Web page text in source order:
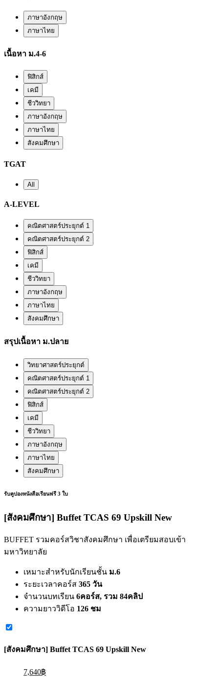
ภาษาอังกฤษ
ภาษาไทย
เนื้อหา ม.4-6
ฟิสิกส์
เคมี
ชีววิทยา
ภาษาอังกฤษ
ภาษาไทย
สังคมศึกษา
TGAT
All
A-LEVEL
คณิตศาสตร์ประยุกต์ 1
คณิตศาสตร์ประยุกต์ 2
ฟิสิกส์
เคมี
ชีววิทยา
ภาษาอังกฤษ
ภาษาไทย
สังคมศึกษา
สรุปเนื้อหา ม.ปลาย
วิทยาศาสตร์ประยุกต์
คณิตศาสตร์ประยุกต์ 1
คณิตศาสตร์ประยุกต์ 2
ฟิสิกส์
เคมี
ชีววิทยา
ภาษาอังกฤษ
ภาษาไทย
สังคมศึกษา
รับคูปองหนังสือเรียนฟรี 3 ใบ
[สังคมศึกษา] Buffet TCAS 69 Upskill New
BUFFET รวมคอร์สวิชาสังคมศึกษา เพื่อเตรียมสอบเข้า
มหาวิทยาลัย
เหมาะสำหรับนักเรียนชั้น ม.6
ระยะเวลาคอร์ส 365 วัน
จำนวนบทเรียน 6คอร์ส, รวม 84คลิป
ความยาววิดีโอ 126 ชม
[สังคมศึกษา] Buffet TCAS 69 Upskill New
7,640฿